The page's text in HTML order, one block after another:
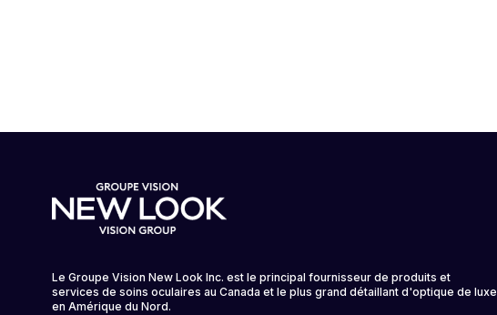
Le Groupe Vision New Look Inc. est le principal fournisseur de produits et
services de soins oculaires au Canada et le plus grand détaillant d'optique de luxe
en Amérique du Nord.